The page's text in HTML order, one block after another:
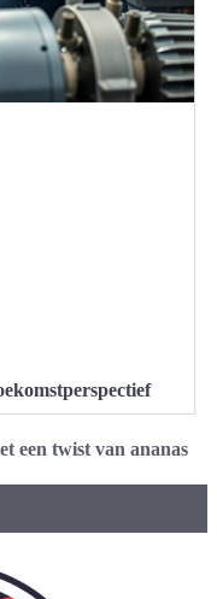
een twist van ananas